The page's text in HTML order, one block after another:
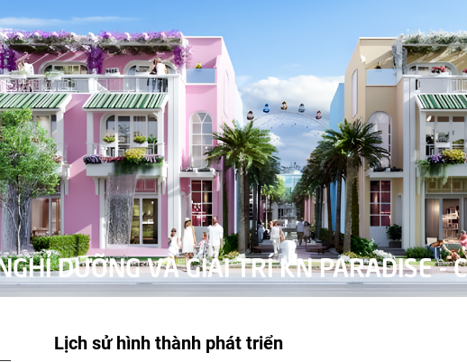
HỢP NGHỈ DƯỠNG VÀ GIẢI TRÍ KN
THỊ MỚI KIM CHUNG DI TRẠCH - HÀ NỘI
Lịch sử hình thành phát triển